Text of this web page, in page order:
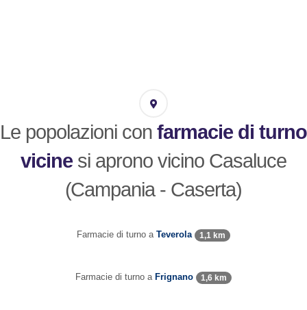
Le popolazioni con farmacie di turno
vicine si aprono vicino Casaluce
(Campania - Caserta)
Farmacie di turno a Teverola 1,1 km
Farmacie di turno a Frignano 1,6 km